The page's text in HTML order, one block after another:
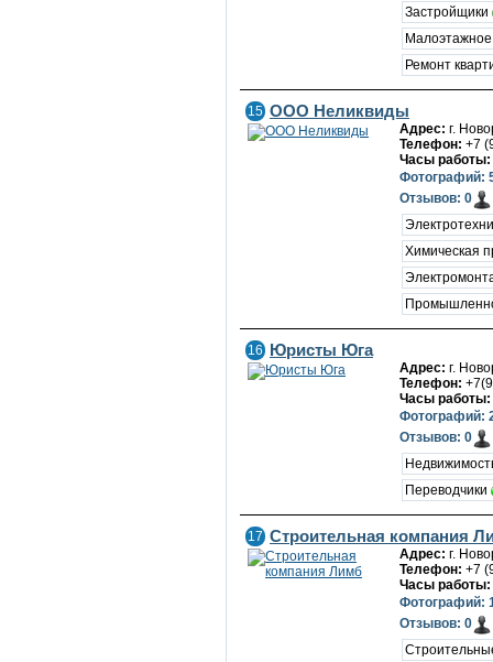
Застройщики
Ремонт
15 ООО Неликвиды
Адрес: г.
Телефон: +7
Часы работы:
Фотографий:
Отзывов: 0
Химическая
16 Юристы Юга
Адрес: г.
Телефон:
Часы работы:
Фотографий:
Отзывов: 0
Переводчики
17 Строительная компания
Адрес: г.
Телефон: +7
Часы работы:
Фотографий:
Отзывов: 0